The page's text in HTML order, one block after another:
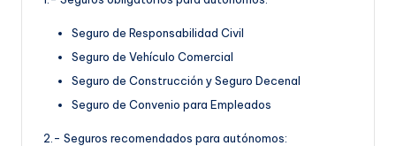
Seguro de Responsabilidad Civil
Seguro de Vehículo Comercial
Seguro de Construcción y Seguro Decenal
Seguro de Convenio para Empleados
2.- Seguros recomendados para autónomos: